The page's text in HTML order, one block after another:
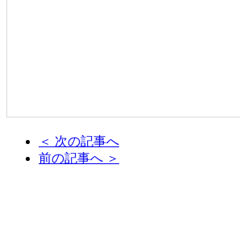
＜ 次の記事へ
前の記事へ ＞